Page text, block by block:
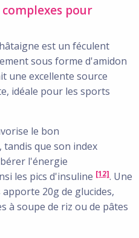
complexes pour
est un féculent
sous forme d'amidon
une excellente source
idéale pour les sports
le bon
que son index
l'énergie
les pics d'insuline [12]. Une
20g de glucides,
à soupe de riz ou de pâtes